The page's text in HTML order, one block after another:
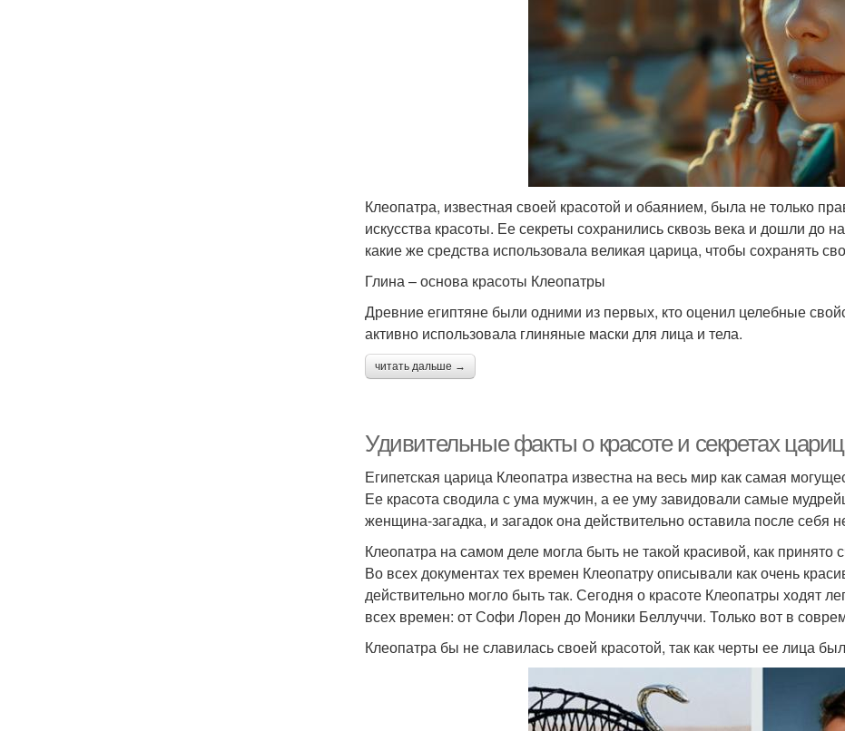
Клеопатра, известная своей красотой и обаянием, была не только
искусства красоты. Ее секреты сохранились сквозь века и дошли до
какие же средства использовала великая царица, чтобы сохранять
Глина – основа красоты Клеопатры
Древние египтяне были одними из первых, кто оценил целебные
активно использовала глиняные маски для лица и тела.
читать дальше →
Удивительные факты о красоте и секретах
Египетская царица Клеопатра известна на весь мир как самая
Ее красота сводила с ума мужчин, а ее уму завидовали самые
женщина-загадка, и загадок она действительно оставила после себя
Клеопатра на самом деле могла быть не такой красивой, как принято
Во всех документах тех времен Клеопатру описывали как очень
действительно могло быть так. Сегодня о красоте Клеопатры ходят
всех времен: от Софи Лорен до Моники Беллуччи. Только вот в
Клеопатра бы не славилась своей красотой, так как черты ее лица